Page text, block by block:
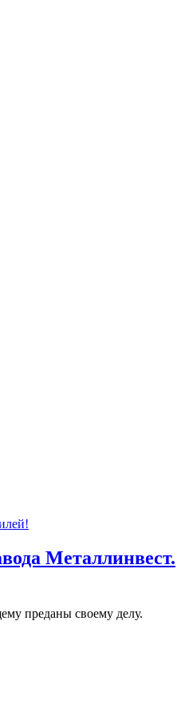
Металлинвест.
преданы своему делу.